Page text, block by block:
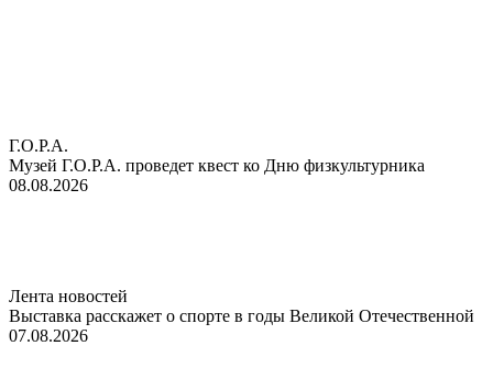
Г.О.Р.А.
Музей Г.О.Р.А. проведет квест ко Дню физкультурника
08.08.2026
Лента новостей
Выставка расскажет о спорте в годы Великой Отечественной
07.08.2026